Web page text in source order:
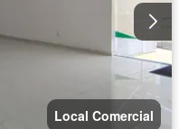
Local Comercial